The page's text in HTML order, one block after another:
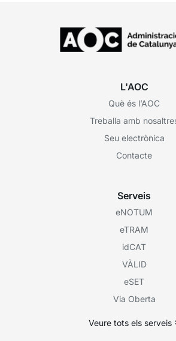
L'AOC
Què és l’AOC
Treballa amb
Seu electrònica
Contacte
Serveis
eNOTUM
eTRAM
idCAT
VÀLID
eSET
Via Oberta
Veure tots els serveis